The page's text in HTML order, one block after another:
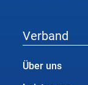
Verband
Über uns